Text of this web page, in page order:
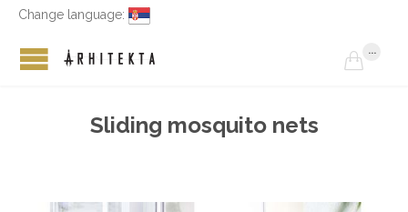
Change language:

...
Sliding mosquito nets